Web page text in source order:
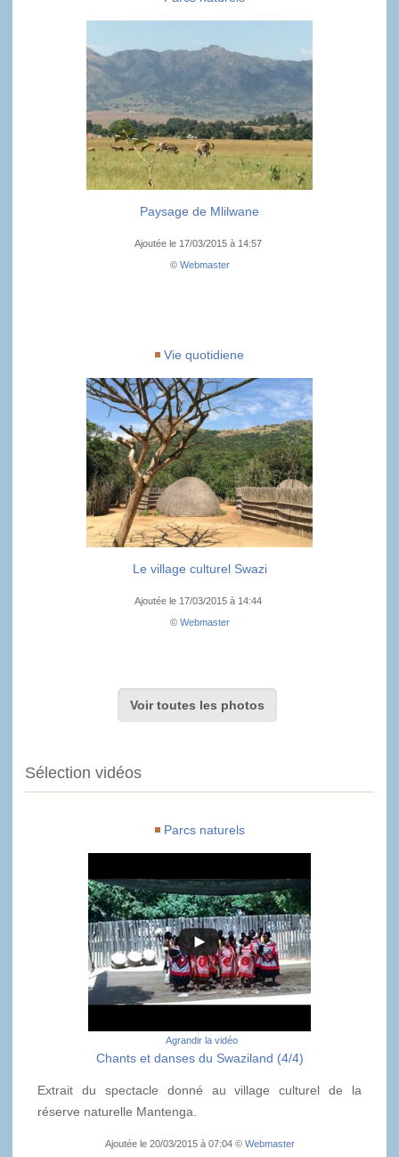
Paysage de Mlilwane
Ajoutée le 17/03/2015 à 14:57
© Webmaster
Vie quotidiene
Le village culturel Swazi
Ajoutée le 17/03/2015 à 14:44
© Webmaster
Voir toutes les photos
Sélection vidéos
Parcs naturels
Agrandir la vidéo
Chants et danses du Swaziland (4/4)
Extrait du spectacle donné au village culturel de la
réserve naturelle Mantenga.
Ajoutée le 20/03/2015 à 07:04 © Webmaster